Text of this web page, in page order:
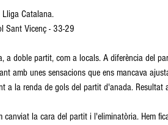
Lliga Catalana.
Sant Vicenç - 33-29
a doble partit, com a locals. A diferència del
amb unes sensacions que ens mancava
a la renda de gols del partit d'anada.
canviat la cara del partit i l'eliminatòria. Hem